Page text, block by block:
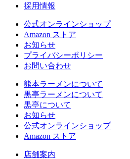
採用情報
公式オンラインショップ
Amazon ストア
お知らせ
プライバシーポリシー
お問い合わせ
熊本ラーメンについて
黒亭ラーメンについて
黒亭について
お知らせ
公式オンラインショップ
Amazon ストア
店舗案内